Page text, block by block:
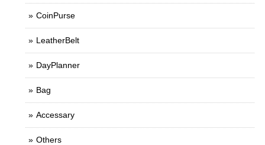
CoinPurse
LeatherBelt
DayPlanner
Bag
Accessary
Others